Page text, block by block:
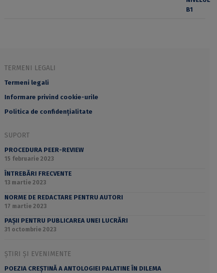
TERMENI LEGALI
Termeni legali
Informare privind cookie-urile
Politica de confidențialitate
SUPORT
PROCEDURA PEER-REVIEW
15 februarie 2023
ÎNTREBĂRI FRECVENTE
13 martie 2023
NORME DE REDACTARE PENTRU AUTORI
17 martie 2023
PAȘII PENTRU PUBLICAREA UNEI LUCRĂRI
31 octombrie 2023
ȘTIRI ȘI EVENIMENTE
POEZIA CREȘTINĂ A ANTOLOGIEI PALATINE ÎN DILEMA